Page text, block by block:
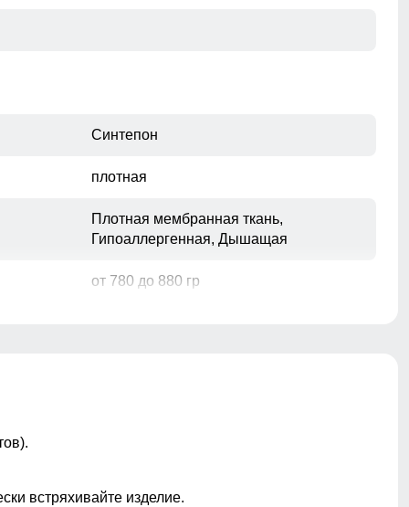
Синтепон
плотная
Плотная мембранная ткань,
Гипоаллергенная, Дышащая
от 780 до 880 гр
Карман ски-пасс
встряхивайте изделие.